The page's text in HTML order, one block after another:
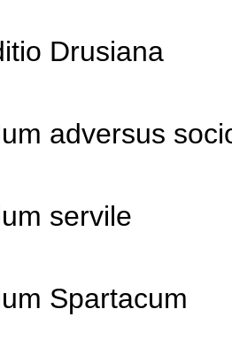
Drusiana
adversus
servile
Spartacum